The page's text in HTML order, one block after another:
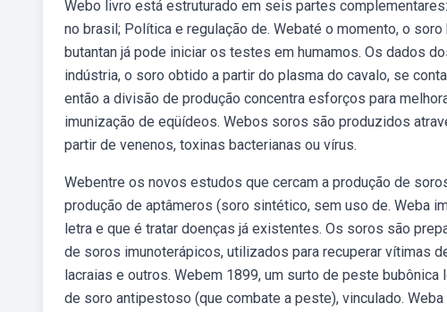
Webo livro está estruturado em seis partes
no brasil; Política e regulação de. Webaté o momento, o
butantan já pode iniciar os testes em humamos. Os dados
indústria, o soro obtido a partir do plasma do cavalo, se
então a divisão de produção concentra esforços para
imunização de eqüídeos. Webos soros são produzidos
partir de venenos, toxinas bacterianas ou vírus.
Webentre os novos estudos que cercam a produção de
produção de aptâmeros (soro sintético, sem uso de. Weba
letra e que é tratar doenças já existentes. Os soros são
de soros imunoterápicos, utilizados para recuperar vítimas
lacraias e outros. Webem 1899, um surto de peste
de soro antipestoso (que combate a peste), vinculado.